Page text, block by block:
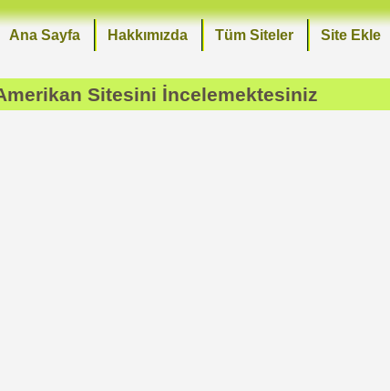
Site Ekle
Tüm Siteler
Hakkımızda
Ana Sayfa
Sitesini İncelemektesiniz